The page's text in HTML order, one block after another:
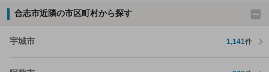
合志市近隣の市区町村から探す
宇城市 1,141件